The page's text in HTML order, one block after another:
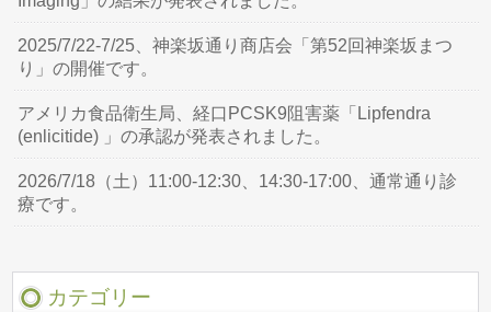
2025/7/22-7/25、神楽坂通り商店会「第52回神楽坂まつ
り」の開催です。
アメリカ食品衛生局、経口PCSK9阻害薬「Lipfendra
(enlicitide) 」の承認が発表されました。
2026/7/18（土）11:00-12:30、14:30-17:00、通常通り診
療です。
カテゴリー